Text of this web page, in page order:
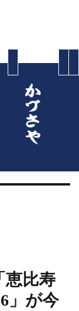
恵比寿
」が今